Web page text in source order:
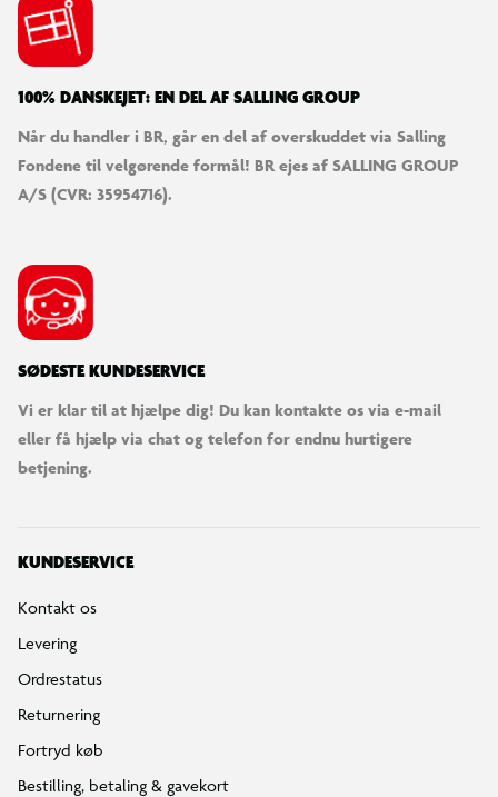
100% DANSKEJET: EN DEL AF SALLING GROUP
Når du handler i BR, går en del af overskuddet via Salling
Fondene til velgørende formål! BR ejes af SALLING GROUP
A/S (CVR: 35954716).
SØDESTE KUNDESERVICE
Vi er klar til at hjælpe dig! Du kan kontakte os via e-mail
eller få hjælp via chat og telefon for endnu hurtigere
betjening.
KUNDESERVICE
Kontakt os
Levering
Ordrestatus
Returnering
Fortryd køb
Bestilling, betaling & gavekort